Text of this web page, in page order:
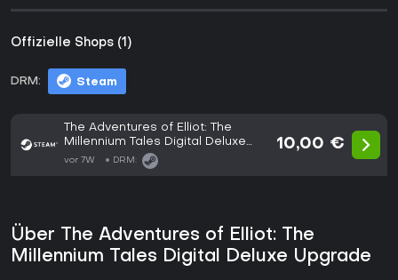
Offizielle Shops (1)
DRM: Steam
The Adventures of Elliot: The
Millennium Tales Digital Deluxe
Upgrade
vor 7W DRM:
10,00 €
Über The Adventures of Elliot: The
Millennium Tales Digital Deluxe Upgrade